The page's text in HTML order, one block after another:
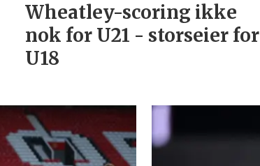
Wheatley-scoring ikke
nok for U21 - storseier for
U18